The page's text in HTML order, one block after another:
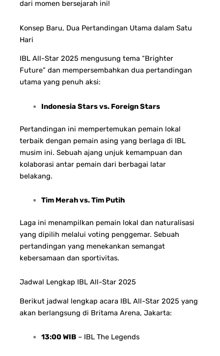
dari momen bersejarah ini!
Konsep Baru, Dua Pertandingan Utama dalam Satu
Hari
IBL All-Star 2025 mengusung tema “Brighter
Future” dan mempersembahkan dua pertandingan
utama yang penuh aksi:
Indonesia Stars vs. Foreign Stars
Pertandingan ini mempertemukan pemain lokal
terbaik dengan pemain asing yang berlaga di IBL
musim ini. Sebuah ajang unjuk kemampuan dan
kolaborasi antar pemain dari berbagai latar
belakang.
Tim Merah vs. Tim Putih
Laga ini menampilkan pemain lokal dan naturalisasi
yang dipilih melalui voting penggemar. Sebuah
pertandingan yang menekankan semangat
kebersamaan dan sportivitas.
Jadwal Lengkap IBL All-Star 2025
Berikut jadwal lengkap acara IBL All-Star 2025 yang
akan berlangsung di Britama Arena, Jakarta:
13:00 WIB– IBL The Legends